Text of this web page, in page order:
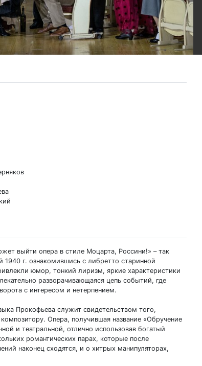
выйти опера в стиле Моцарта, Россини!» – так
г. ознакомившись с либретто старинной
юмор, тонкий лиризм, яркие характеристики
разворачивающаяся цепь событий, где
с интересом и нетерпением.
Прокофьева служит свидетельством того,
Опера, получившая название «Обручение
и театральной, отлично использовав богатый
романтических парах, которые после
наконец сходятся, и о хитрых манипуляторах,